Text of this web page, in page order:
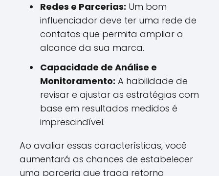
Redes e Parcerias: Um bom
influenciador deve ter uma rede de
contatos que permita ampliar o
alcance da sua marca.
Capacidade de Análise e
Monitoramento: A habilidade de
revisar e ajustar as estratégias com
base em resultados medidos é
imprescindível.
Ao avaliar essas características, você
aumentará as chances de estabelecer
uma parceria que traga retorno